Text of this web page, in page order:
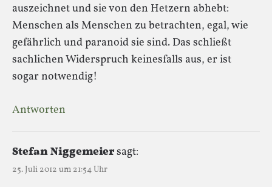
auszeichnet und sie von den Hetzern abhebt:
Menschen als Menschen zu betrachten, egal, wie
gefährlich und paranoid sie sind. Das schließt
sachlichen Widerspruch keinesfalls aus, er ist
sogar notwendig!
Antworten
Stefan Niggemeiersagt:
25. Juli 2012 um 21:54 Uhr